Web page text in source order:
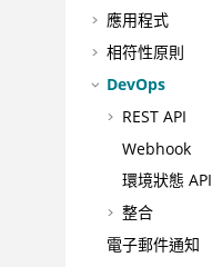
應用程式
相符性原則
DevOps
REST API
Webhook
環境狀態 API
整合
電子郵件通知